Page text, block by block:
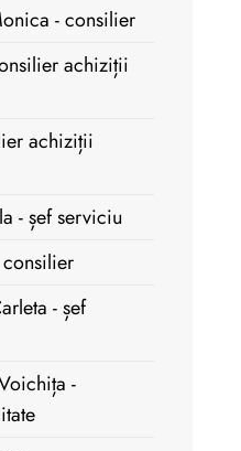
- consilier
achiziții
achiziții
- șef serviciu
- șef
-